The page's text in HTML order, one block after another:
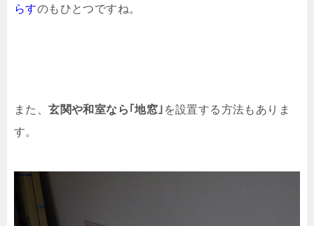
らすのもひとつですね。
また、玄関や和室なら｢地窓｣ を設置する方法もありま
す。